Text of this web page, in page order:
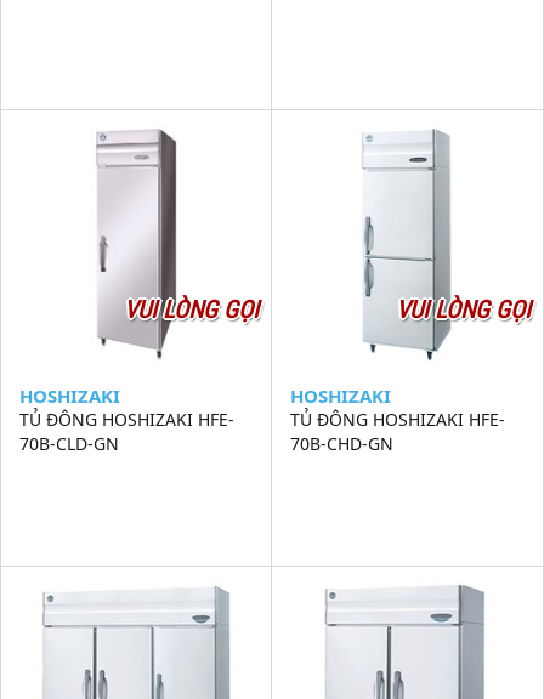
VUI LÒNG GỌI
HOSHIZAKI
TỦ ĐÔNG HOSHIZAKI HFE-
70B-CLD-GN
VUI LÒNG GỌI
HOSHIZAKI
TỦ ĐÔNG HOSHIZAKI HFE-
70B-CHD-GN